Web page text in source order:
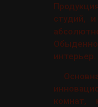
студий,
интерьер.
комнат,